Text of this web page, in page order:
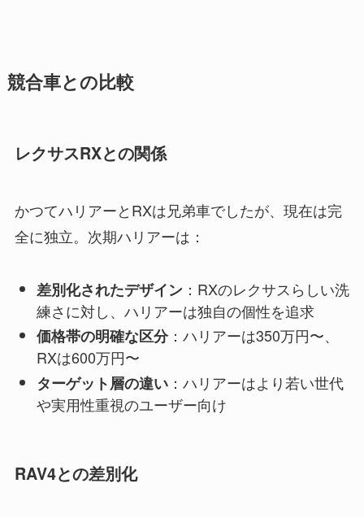
競合車との比較
レクサスRXとの関係
かつてハリアーとRXは兄弟車でしたが、現在は完
全に独立。次期ハリアーは：
差別化されたデザイン：RXのレクサスらしい洗
練さに対し、ハリアーは独自の個性を追求
価格帯の明確な区分：ハリアーは350万円〜、
RXは600万円〜
ターゲット層の違い：ハリアーはより若い世代
や実用性重視のユーザー向け
RAV4との差別化